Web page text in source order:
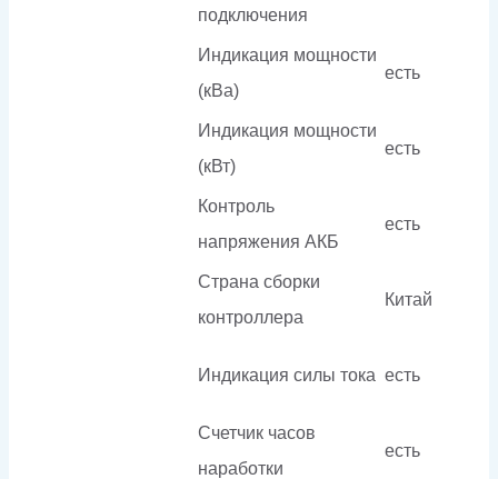
подключения
Индикация мощности
(кВа)
есть
Индикация мощности
(кВт)
есть
Контроль
напряжения АКБ
есть
Страна сборки
контроллера
Китай
Индикация силы тока есть
Счетчик часов
наработки
есть